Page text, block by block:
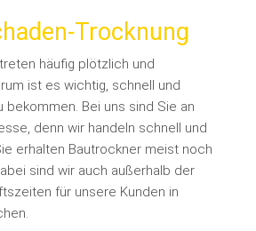
Trocknung
häufig plötzlich und
ist es wichtig, schnell und
bekommen. Bei uns sind Sie an
denn wir handeln schnell und
erhalten Bautrockner meist noch
sind wir auch außerhalb der
für unsere Kunden in